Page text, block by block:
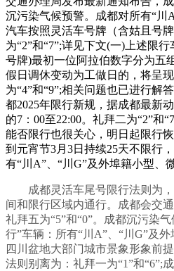
沉污染气候预警。成都对所有“川
汽车按照灵活车号牌（含姑且号
为“2”和“7”;详见下文(一)上述限
号牌)最初一位阿拉伯数字分为五
假日调休变动为工做日的，将呈
为“4”和“9”;相关问题也已进行解
都2025年限行新规，据成都最新
的7：00至22:00。礼拜二为“2”和
能否限行也很关心，明日起限行
到元宵节3月3日持续25天不限行
有“川A”、“川G”及外埠籍小型、
成都灵活车尾号限行法则为，
间和限行区域内通行。成都会交
礼拜五为“5”和“0”。成都沉污染
行”车辆：所有“川A”、“川G”及
四川盆地大部门城市景象形象前
法则别离为：礼拜一为“1”和“6”;